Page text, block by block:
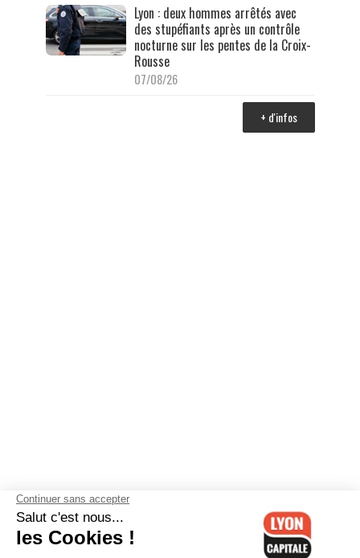
Lyon : deux hommes arrêtés avec
des stupéfiants après un contrôle
nocturne sur les pentes de la Croix-
Rousse
07/08/26
+ d'infos